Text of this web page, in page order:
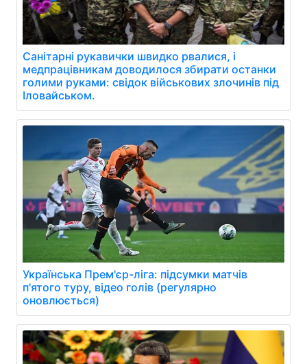
Санітарні рукавички швидко рвалися, і
медпрацівникам доводилося збирати останки
голими руками: свідок військових злочинів під
Іловайськом.
Українська Прем'єр-ліга: підсумки матчів
п'ятого туру, відео голів (регулярно
оновлюється)